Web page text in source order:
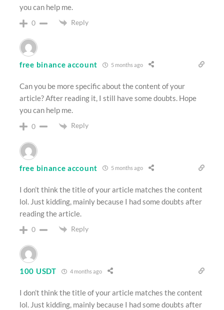
you can help me.
0 Reply
free binance account 5 months ago
Can you be more specific about the content of your
article? After reading it, I still have some doubts. Hope
you can help me.
0 Reply
free binance account 5 months ago
I don’t think the title of your article matches the content
lol. Just kidding, mainly because I had some doubts after
reading the article.
0 Reply
100 USDT 4 months ago
I don’t think the title of your article matches the content
lol. Just kidding, mainly because I had some doubts after